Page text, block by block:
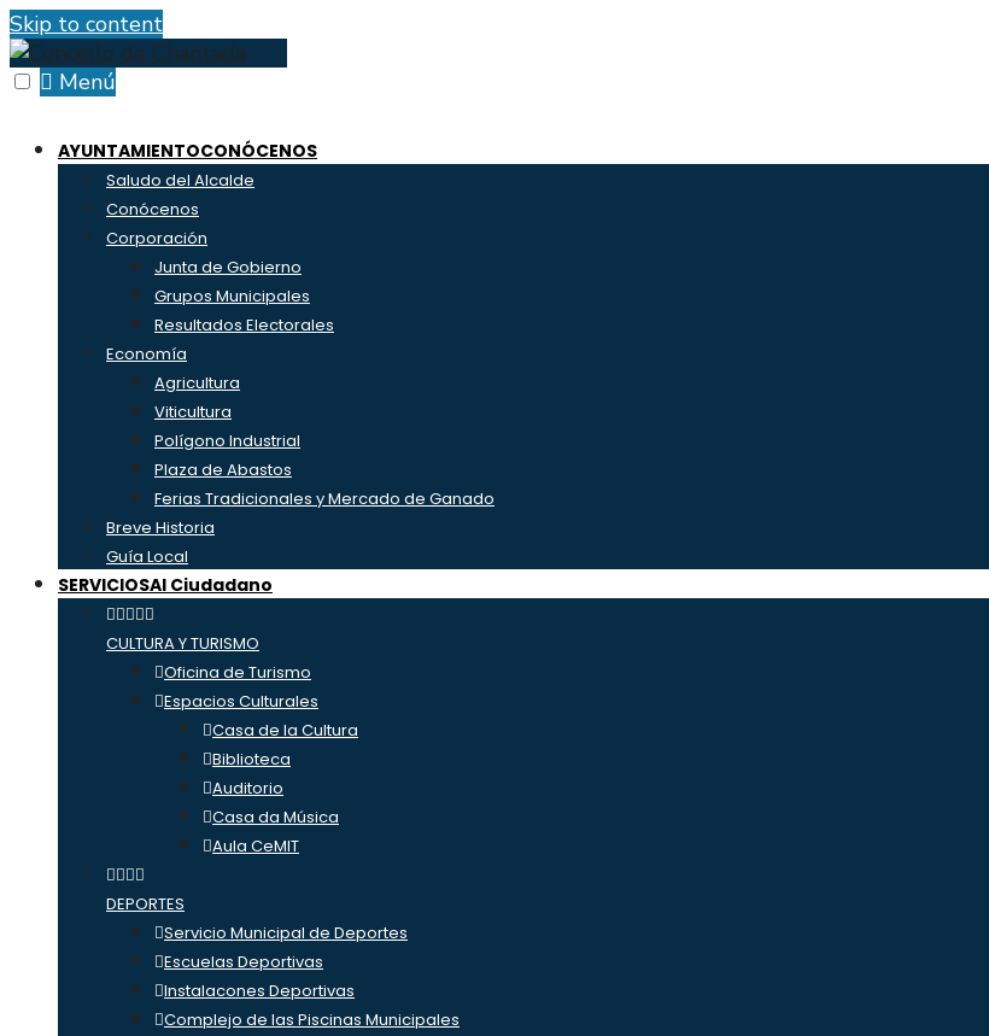
Skip to content
Menú
AYUNTAMIENTOCONÓCENOS
Saludo del Alcalde
Conócenos
Corporación
Junta de Gobierno
Grupos Municipales
Resultados Electorales
Economía
Agricultura
Viticultura
Polígono Industrial
Plaza de Abastos
Ferias Tradicionales y Mercado de Ganado
Breve Historia
Guía Local
SERVICIOSAl Ciudadano
CULTURA Y TURISMO
Oficina de Turismo
Espacios Culturales
Casa de la Cultura
Biblioteca
Auditorio
Casa da Música
Aula CeMIT
DEPORTES
Servicio Municipal de Deportes
Escuelas Deportivas
Instalacones Deportivas
Complejo de las Piscinas Municipales